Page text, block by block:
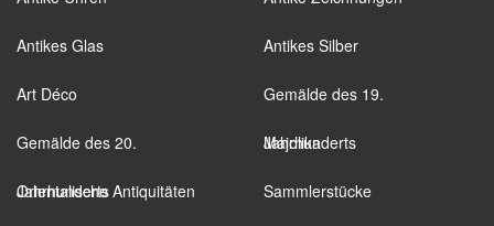
Antikes Glas Antikes Silber
Art Déco Gemälde des 19.
Jahrhunderts
Gemälde des 20.
Jahrhunderts
Majolika
Orientalische Antiquitäten Sammlerstücke